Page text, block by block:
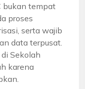
bukan tempat
proses
serta wajib
data terpusat.
Sekolah
karena